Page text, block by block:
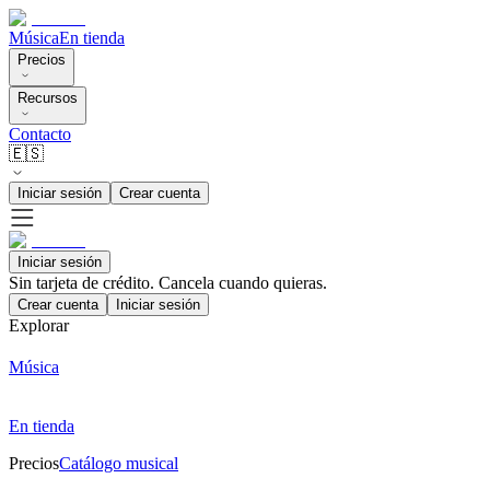
MúsicaEn tienda
Precios
Recursos
Contacto
🇪🇸
Iniciar sesión Crear cuenta
Iniciar sesión
Sin tarjeta de crédito. Cancela cuando quieras.
Crear cuenta Iniciar sesión
Explorar
Música
En tienda
PreciosCatálogo musical